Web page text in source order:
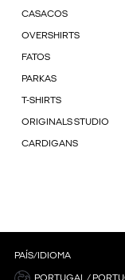
CASACOS
OVERSHIRTS
FATOS
PARKAS
T-SHIRTS
ORIGINALS STUDIO
CARDIGANS
PAÍS/IDIOMA